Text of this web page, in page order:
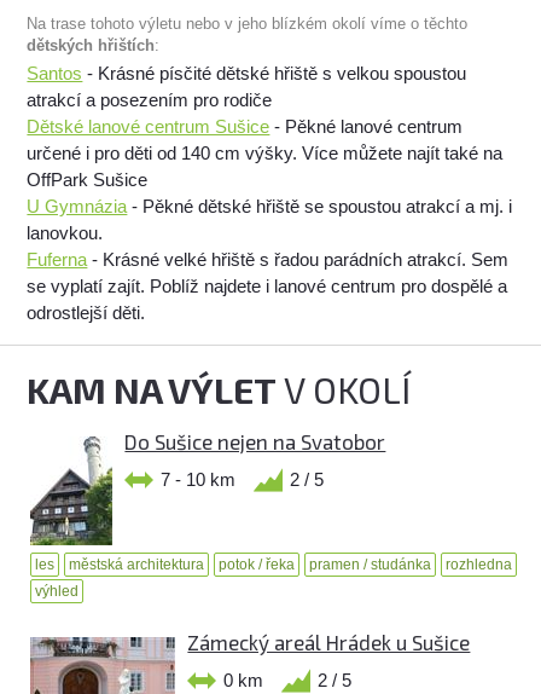
Na trase tohoto výletu nebo v jeho blízkém okolí víme o těchto
dětských hřištích:
Santos - Krásné písčité dětské hřiště s velkou spoustou
atrakcí a posezením pro rodiče
Dětské lanové centrum Sušice - Pěkné lanové centrum
určené i pro děti od 140 cm výšky. Více můžete najít také na
OffPark Sušice
U Gymnázia - Pěkné dětské hřiště se spoustou atrakcí a mj. i
lanovkou.
Fuferna - Krásné velké hřiště s řadou parádních atrakcí. Sem
se vyplatí zajít. Poblíž najdete i lanové centrum pro dospělé a
odrostlejší děti.
KAM NA VÝLETV OKOLÍ
Do Sušice nejen na Svatobor
7 - 10 km 2 / 5
les městská architektura potok / řeka pramen / studánka
rozhledna
výhled
Zámecký areál Hrádek u Sušice
0 km 2 / 5